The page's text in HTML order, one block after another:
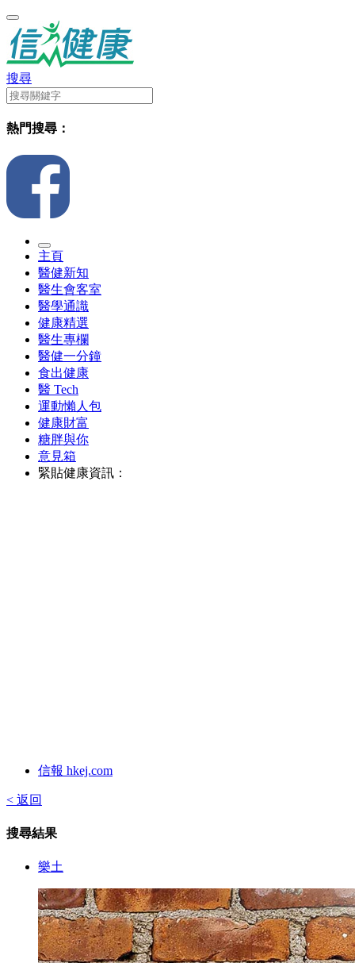
搜尋
熱門搜尋：
主頁
醫健新知
醫生會客室
醫學通識
健康精選
醫生專欄
醫健一分鐘
食出健康
醫 Tech
運動懶人包
健康財富
糖胖與你
意見箱
緊貼健康資訊：
信報 hkej.com
< 返回
搜尋結果
樂土